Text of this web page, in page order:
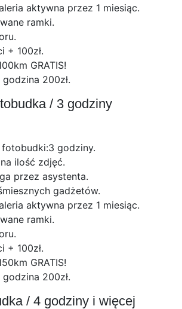
aktywna przez 1 miesiąc.
ramki.
+ 100zł.
GRATIS!
200zł.
/ 3 godziny
godziny.
ilość zdjęć.
przez asystenta.
gadżetów.
aktywna przez 1 miesiąc.
ramki.
+ 100zł.
GRATIS!
200zł.
/ 4 godziny i więcej